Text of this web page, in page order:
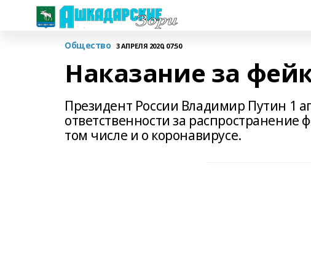
Общество 3 АПРЕЛЯ 2020, 07:50
Наказание за
Президент России Владимир Путин 1
ответственности за
том числе и о коронавирусе.